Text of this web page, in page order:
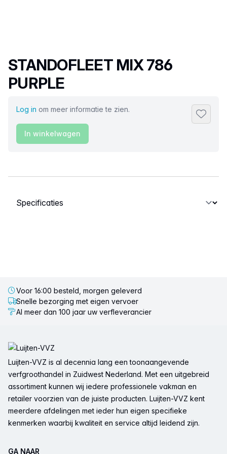
Productnaam
STANDOFLEET MIX 786
PURPLE
Log in om meer informatie te zien.
In winkelwagen
Selecteer een tabblad
Voor 16:00 besteld, morgen geleverd
Snelle bezorging met eigen vervoer
Al meer dan 100 jaar uw verfleverancier
Luijten-VVZ is al decennia lang een toonaangevende
verfgroothandel in Zuidwest Nederland. Met een uitgebreid
assortiment kunnen wij iedere professionele vakman en
retailer voorzien van de juiste producten. Luijten-VVZ kent
meerdere afdelingen met ieder hun eigen specifieke
kenmerken waarbij kwaliteit en service altijd leidend zijn.
GA NAAR